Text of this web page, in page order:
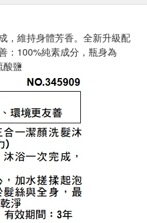
，維持身體芳香。全新升級配
：100%純素成分，瓶身為
酸鹽